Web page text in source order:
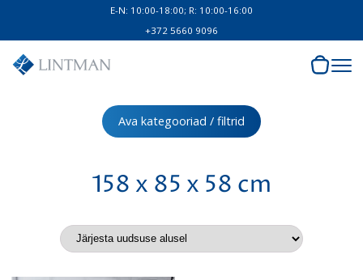
E-N: 10:00-18:00; R: 10:00-16:00
+372 5660 9096
Ava kategooriad / filtrid
158 x 85 x 58 cm